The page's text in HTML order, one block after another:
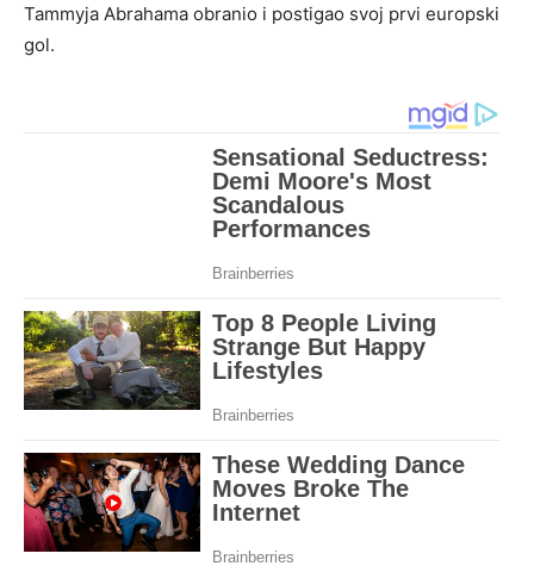
Tammyja Abrahama obranio i postigao svoj prvi europski
gol.